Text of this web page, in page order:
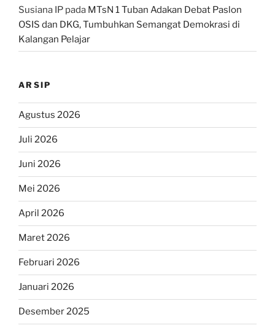
Susiana IP pada MTsN 1 Tuban Adakan Debat Paslon
OSIS dan DKG, Tumbuhkan Semangat Demokrasi di
Kalangan Pelajar
ARSIP
Agustus 2026
Juli 2026
Juni 2026
Mei 2026
April 2026
Maret 2026
Februari 2026
Januari 2026
Desember 2025